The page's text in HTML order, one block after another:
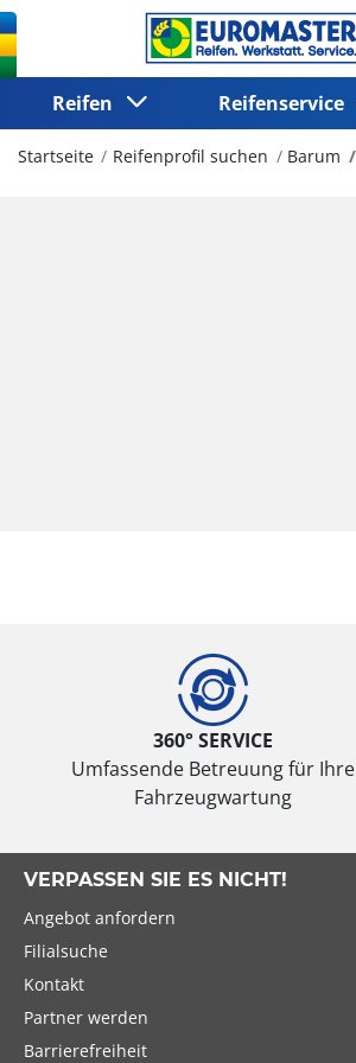
Reifen Reifenservice
Startseite Reifenprofil suchen Barum
360° SERVICE
Umfassende Betreuung für Ihre
Fahrzeugwartung
VERPASSEN SIE ES NICHT!
Angebot anfordern
Filialsuche
Kontakt
Partner werden
Barrierefreiheit